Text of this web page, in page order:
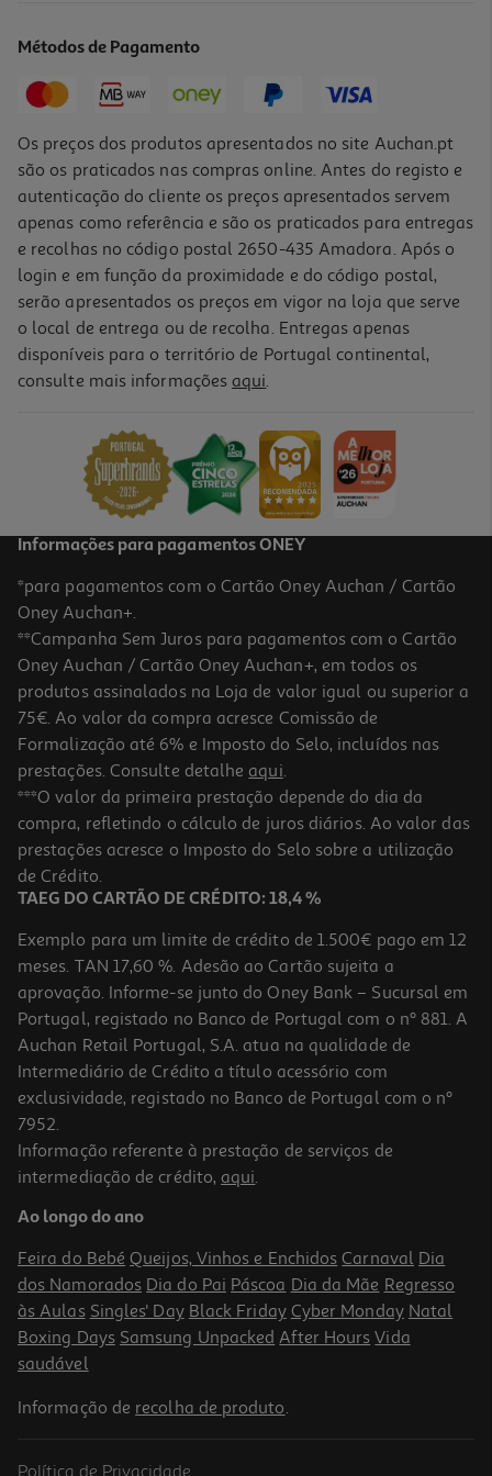
15,90 € PVP de editor
-10%
Livro Um Amigo Surpresa De Geronimo Stilton
PVP de editor
10,71 €
-10%
Livro Homem-Cão: Uma História De Dois Gatinhos Dav Pilkey
14.31 €/un
15,90 € PVP de editor
14,31 €
-10%
O Bando Da Meia-Noite
14.99 €/un
PVP de editor
14,99 €
-10%
Métodos de Pagamento
Os preços dos produtos apresentados no site Auchan.pt
são os praticados nas compras online. Antes do registo e
autenticação do cliente os preços apresentados servem
apenas como referência e são os praticados para entregas
e recolhas no código postal 2650-435 Amadora. Após o
login e em função da proximidade e do código postal,
serão apresentados os preços em vigor na loja que serve
o local de entrega ou de recolha. Entregas apenas
disponíveis para o território de Portugal continental,
consulte mais informações aqui.
Informações para pagamentos ONEY
*para pagamentos com o Cartão Oney Auchan / Cartão
Oney Auchan+.
**Campanha Sem Juros para pagamentos com o Cartão
Oney Auchan / Cartão Oney Auchan+, em todos os
produtos assinalados na Loja de valor igual ou superior a
75€. Ao valor da compra acresce Comissão de
Formalização até 6% e Imposto do Selo, incluídos nas
prestações. Consulte detalhe aqui.
***O valor da primeira prestação depende do dia da
compra, refletindo o cálculo de juros diários. Ao valor das
prestações acresce o Imposto do Selo sobre a utilização
de Crédito.
TAEG DO CARTÃO DE CRÉDITO: 18,4 %
Exemplo para um limite de crédito de 1.500€ pago em 12
meses. TAN 17,60 %. Adesão ao Cartão sujeita a
aprovação. Informe-se junto do Oney Bank – Sucursal em
Portugal, registado no Banco de Portugal com o nº 881. A
Auchan Retail Portugal, S.A. atua na qualidade de
Intermediário de Crédito a título acessório com
exclusividade, registado no Banco de Portugal com o nº
7952.
Informação referente à prestação de serviços de
intermediação de crédito, aqui.
Ao longo do ano
Feira do Bebé Queijos, Vinhos e Enchidos Carnaval Dia
dos Namorados Dia do Pai Páscoa Dia da Mãe Regresso
às Aulas Singles' Day Black Friday Cyber Monday Natal
Boxing Days Samsung Unpacked After Hours Vida
saudável
Informação de recolha de produto.
Política de Privacidade